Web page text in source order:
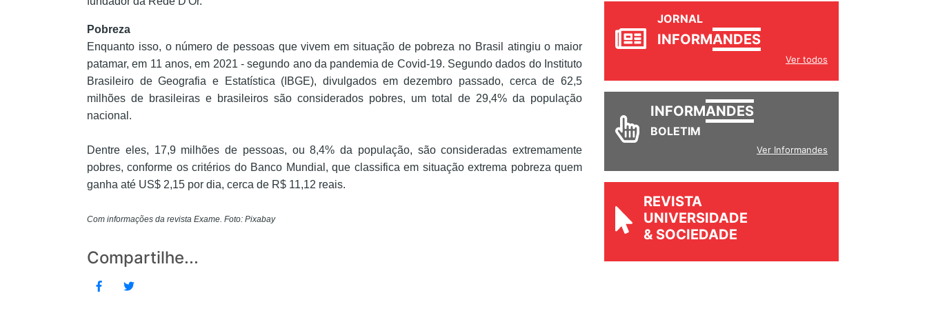
Pobreza
Enquanto isso, o número de pessoas que vivem em situação de pobreza no Brasil atingiu o maior
patamar, em 11 anos, em 2021 - segundo ano da pandemia de Covid-19. Segundo dados do Instituto
Brasileiro de Geografia e Estatística (IBGE), divulgados em dezembro passado, cerca de 62,5
milhões de brasileiras e brasileiros são considerados pobres, um total de 29,4% da população
nacional.
Dentre eles, 17,9 milhões de pessoas, ou 8,4% da população, são consideradas extremamente
pobres, conforme os critérios do Banco Mundial, que classifica em situação extrema pobreza quem
ganha até US$ 2,15 por dia, cerca de R$ 11,12 reais.
Com informações da revista Exame. Foto: Pixabay
Compartilhe...
JORNAL
INFORMANDES
Ver todos
INFORMANDES
BOLETIM
Ver Informandes
REVISTA
UNIVERSIDADE
& SOCIEDADE